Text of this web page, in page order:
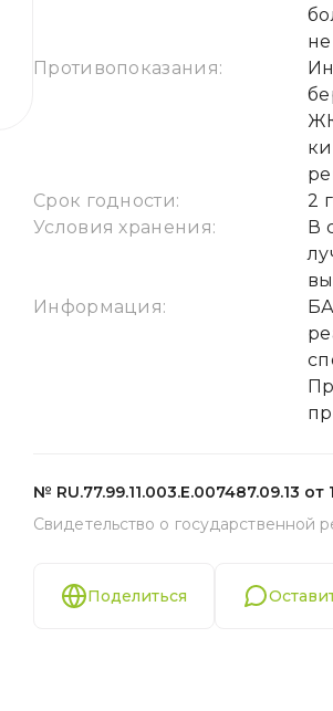
Противопоказания:
Срок годности:
2
Условия хранения:
В
Информация:
№ RU.77.99.11.003.Е.007487.09.13 от
Свидетельство о государственной
Поделиться